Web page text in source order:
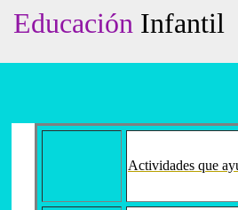
Educación Infantil
Actividades que